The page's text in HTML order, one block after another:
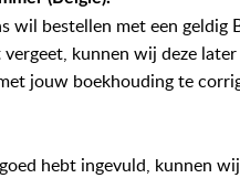
wil bestellen met een geldig
kunnen wij deze
jouw boekhouding te
hebt ingevuld, kunnen